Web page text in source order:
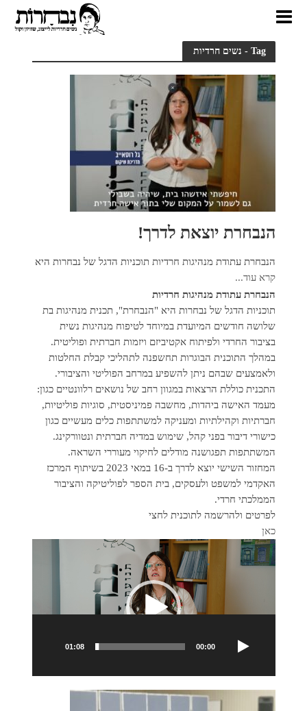
Tag - נשים חרדיות
הנבחרת יוצאת לדרך!
הנבחרת עתודת מנהיגות חרדיות תוכניות הדגל של נבחרות היא
קרא עוד...
הנבחרת עתודת מנהיגות חרדיות
תוכניות הדגל של נבחרות היא "הנבחרת", תכנית מנהיגות בת
שלושה חודשים המיועדת במיוחד לטיפוח מנהיגות נשית
בציבור החרדי ולפיתוח אקטיביזם ויזמות חברתית ופוליטית.
במהלך התוכנית הבוגרות תחשפנה לתהליכי קבלת החלטות
ולאמצעים שבהם ניתן להשפיע במרחב הפוליטי והציבורי.
התכנית כוללת הרצאות במגוון רחב של נושאים רלוונטיים כגון:
מעמד האישה ביהדות, מחשבה פמיניסטית, סוגיות פוליטיות,
חברתיות וקהילתיות ומעניקה למשתתפות כלים מעשיים כגון
כישורי דיבור בפני קהל, שימוש במדיה חברתית ונטוורקינג.
המשתתפות תפגושנה מודלים לחיקוי מעוררי השראה.
המחזור השישי יוצא לדרך ב-16 במאי 2023 בשיתוף המרכז
האקדמי למשפט ולעסקים, בית הספר לפוליטיקה והציבור
הממלכתי חרדי.
לפרטים ולהרשמה לתוכנית לחצי
כאן
נגן
וידאו
00:00
01:08